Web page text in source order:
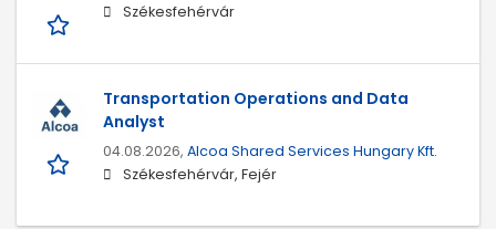
Székesfehérvár
Transportation Operations and Data
Analyst
04.08.2026, Alcoa Shared Services Hungary Kft.
Székesfehérvár, Fejér